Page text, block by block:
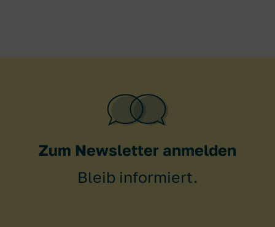
Zum Newsletter anmelden
Bleib informiert.